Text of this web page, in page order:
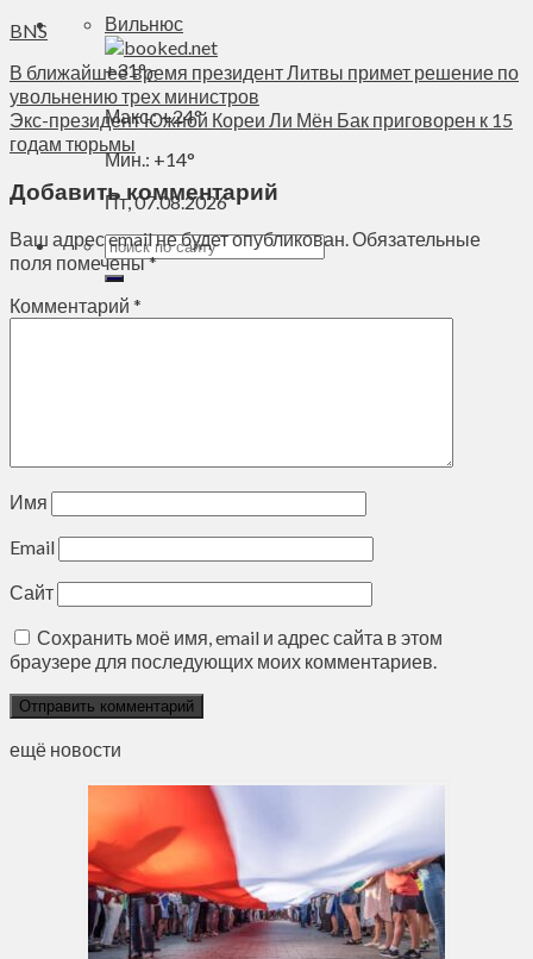
Вильнюс
+31°C
Макс.:+24°
Мин.: +14°
Пт, 07.08.2026
BNS
В ближайшее время президент Литвы примет решение по
увольнению трех министров
Экс-президент Южной Кореи Ли Мён Бак приговорен к 15
годам тюрьмы
Добавить комментарий
Ваш адрес email не будет опубликован.Обязательные
поля помечены*
Комментарий *
Имя
Email
Сайт
Сохранить моё имя, email и адрес сайта в этом
браузере для последующих моих комментариев.
ещё новости